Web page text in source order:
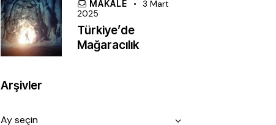
MAKALE
3 Mart
2025
Türkiye’de
Mağaracılık
Arşivler